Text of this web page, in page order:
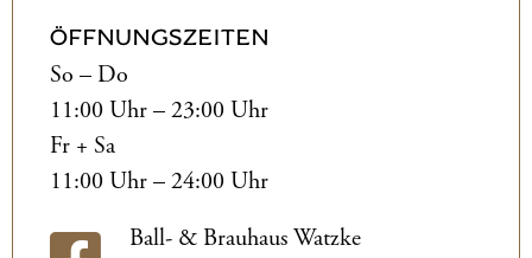
ÖFFNUNGSZEITEN
So – Do
11:00 Uhr – 23:00 Uhr
Fr + Sa
11:00 Uhr – 24:00 Uhr
Ball- & Brauhaus Watzke